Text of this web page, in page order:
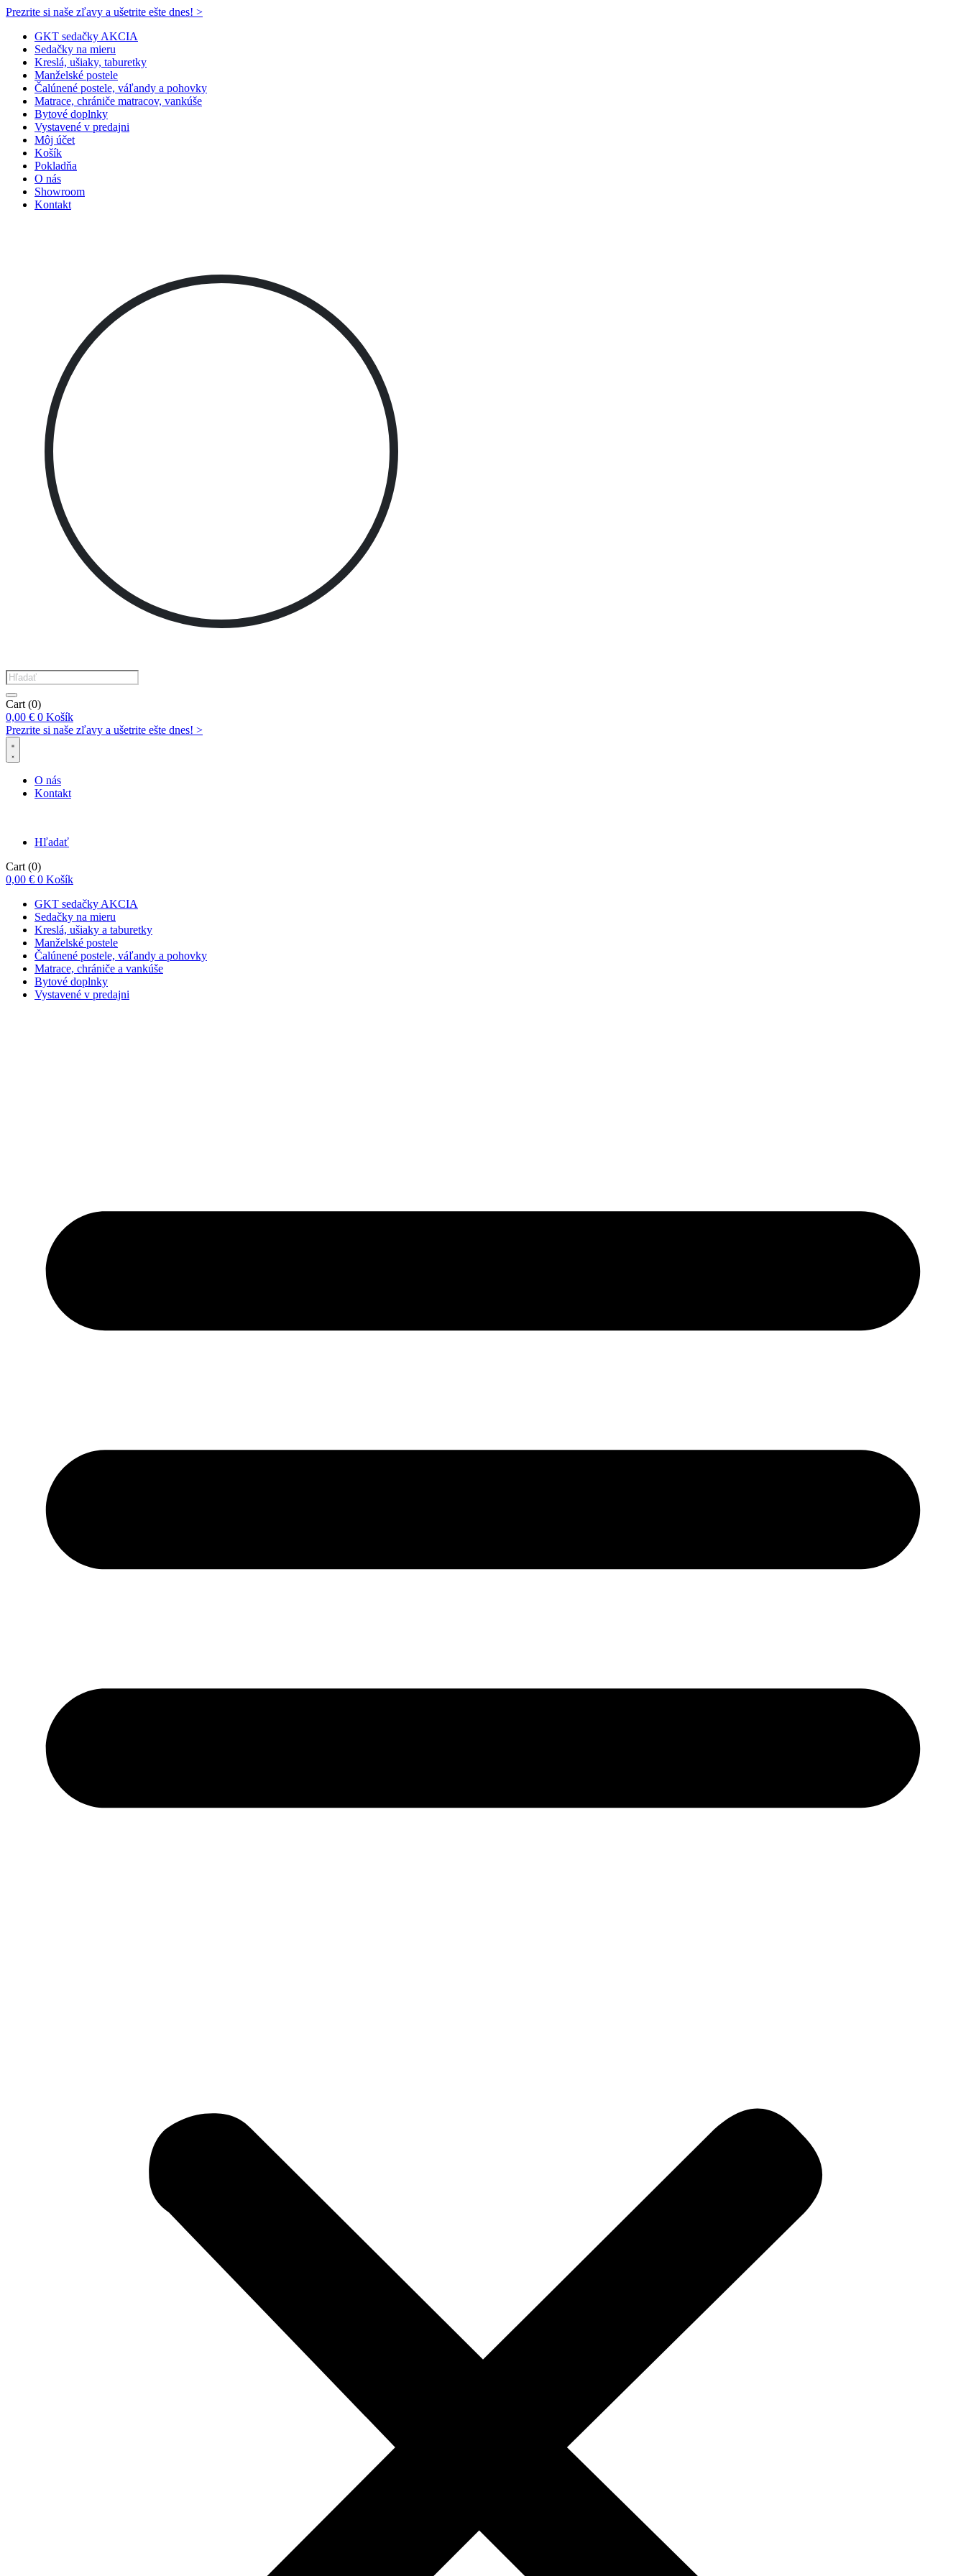
Prezrite si naše zľavy a ušetrite ešte dnes! >​
GKT sedačky AKCIA
Sedačky na mieru
Kreslá, ušiaky, taburetky
Manželské postele
Čalúnené postele, váľandy a pohovky
Matrace, chrániče matracov, vankúše
Bytové doplnky
Vystavené v predajni
Môj účet
Košík
Pokladňa
O nás
Showroom
Kontakt
Products
search
Cart (0)
0,00 € 0 Košík
Prezrite si naše zľavy a ušetrite ešte dnes! >​
O nás
Kontakt
Hľadať
Cart (0)
0,00 € 0 Košík
GKT sedačky AKCIA
Sedačky na mieru
Kreslá, ušiaky a taburetky
Manželské postele
Čalúnené postele, váľandy a pohovky
Matrace, chrániče a vankúše
Bytové doplnky
Vystavené v predajni